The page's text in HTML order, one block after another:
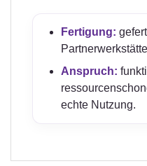
Fertigung:
Anspruch:
echte Nutzung.